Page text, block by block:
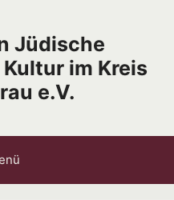
Jüdische
im Kreis
e.V.